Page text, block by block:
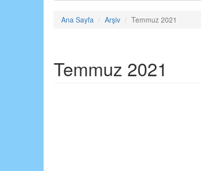
Ana Sayfa Arşiv Temmuz 2021
Temmuz 2021